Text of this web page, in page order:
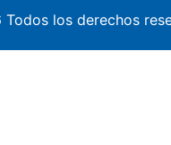
los derechos